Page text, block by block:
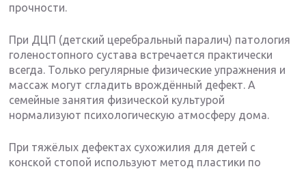
прочности.
При ДЦП (детский церебральный паралич) патология
голеностопного сустава встречается практически
всегда. Только регулярные физические упражнения и
массаж могут сгладить врождённый дефект. А
семейные занятия физической культурой
нормализуют психологическую атмосферу дома.
При тяжёлых дефектах сухожилия для детей с
конской стопой используют метод пластики по